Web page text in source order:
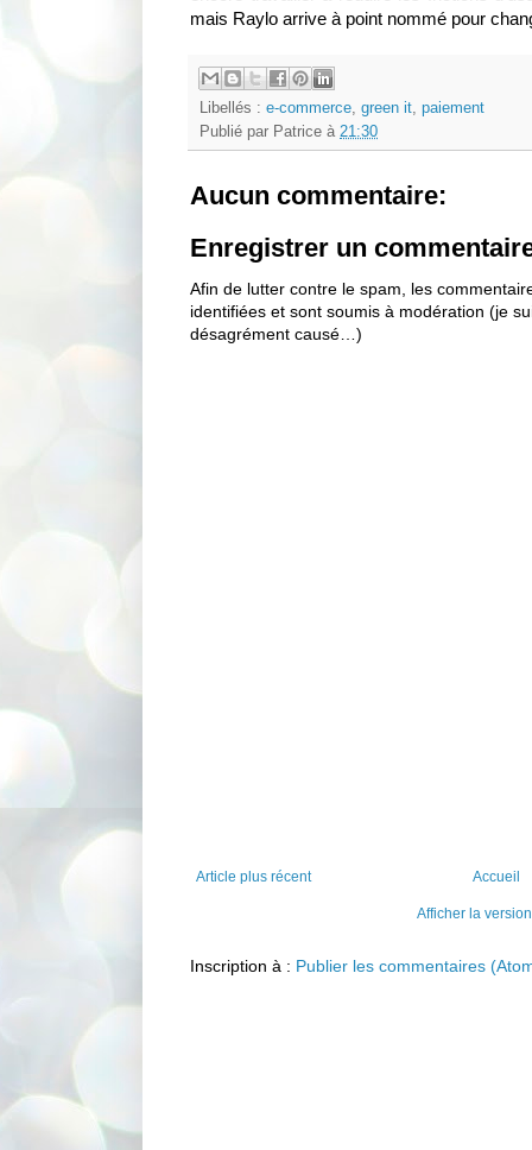
mais Raylo arrive à point nommé pour
Libellés : e-commerce, green it, paiement
Publié par Patrice à 21:30
Aucun commentaire:
Enregistrer un
Afin de lutter contre le spam, les
identifiées et sont soumis à modération (je
désagrément causé…)
Article plus récent Accueil
Afficher la
Inscription à : Publier les commentaires